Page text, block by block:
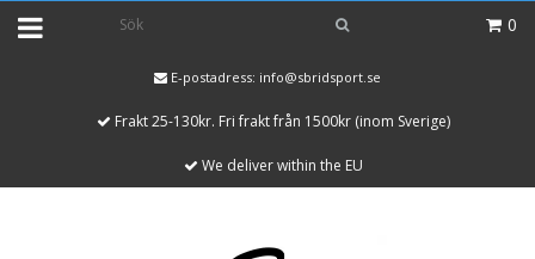
0
E-postadress: info@sbridsport.se
Frakt 25-130kr. Fri frakt från 1500kr (inom Sverige)
We deliver within the EU